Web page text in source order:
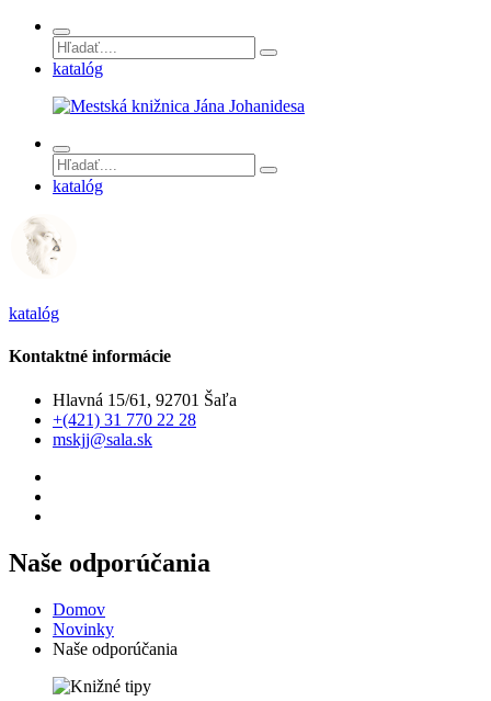
katalóg
katalóg
katalóg
Kontaktné informácie
Hlavná 15/61, 92701 Šaľa
+(421) 31 770 22 28
mskjj@sala.sk
Naše odporúčania
Domov
Novinky
Naše odporúčania